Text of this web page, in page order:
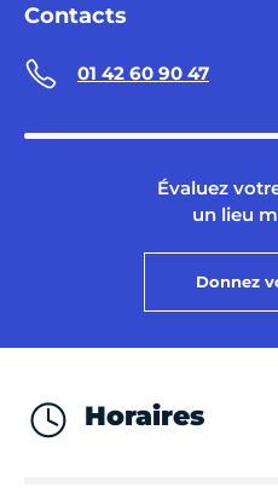
Contacts
01 42 60 90 47
Évaluez
un lieu
Donnez
Horaires